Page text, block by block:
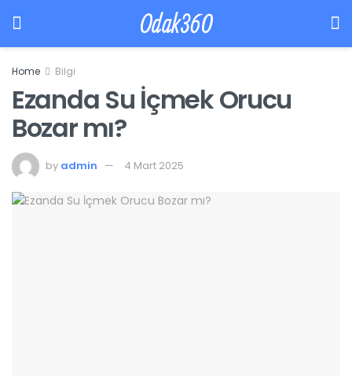
Odak360
Home Bilgi
Ezanda Su İçmek Orucu
Bozar mı?
by admin 4 Mart 2025